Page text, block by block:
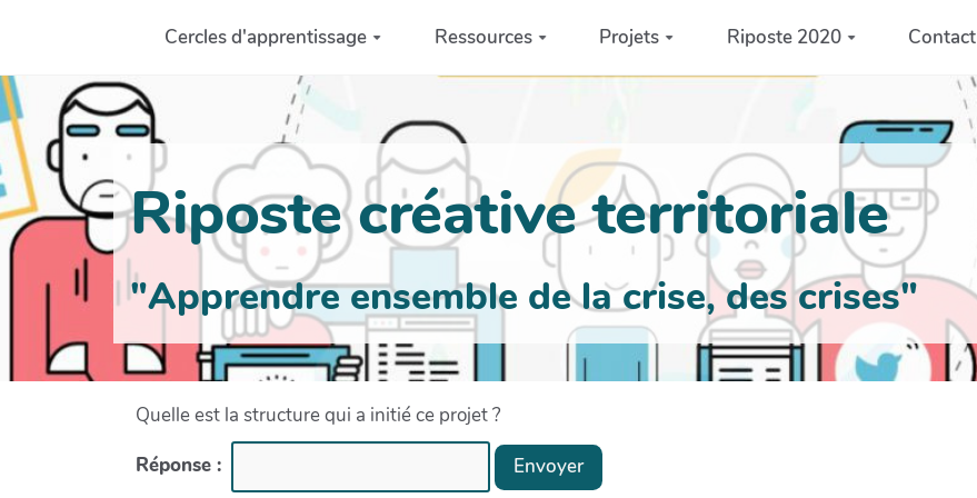
Aller au contenu principalCercles d'apprentissage Ressources Projets Riposte 2020 Contact
Riposte créative territoriale
"Apprendre ensemble de la crise, des crises"
Quelle est la structure qui a initié ce projet ?
Réponse :
Envoyer